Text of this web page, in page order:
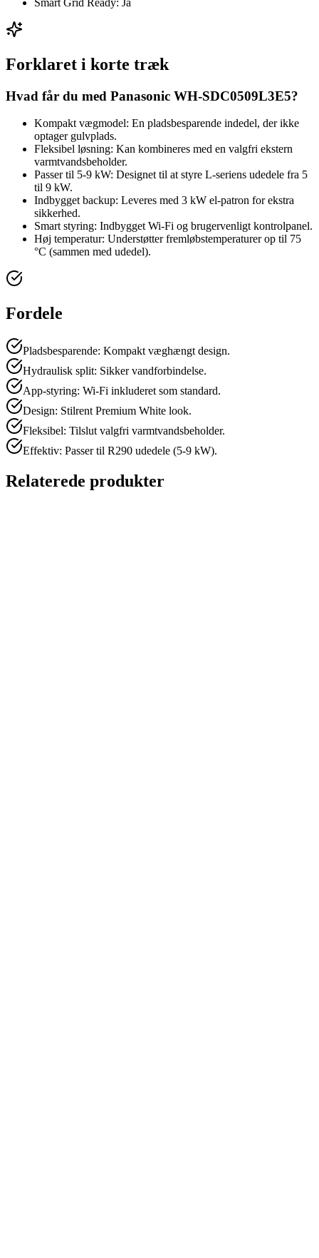
Smart Grid Ready: Ja
Forklaret i korte træk
Hvad får du med Panasonic WH-SDC0509L3E5?
Kompakt vægmodel: En pladsbesparende indedel, der ikke
optager gulvplads.
Fleksibel løsning: Kan kombineres med en valgfri ekstern
varmtvandsbeholder.
Passer til 5-9 kW: Designet til at styre L-seriens udedele fra 5
til 9 kW.
Indbygget backup: Leveres med 3 kW el-patron for ekstra
sikkerhed.
Smart styring: Indbygget Wi-Fi og brugervenligt kontrolpanel.
Høj temperatur: Understøtter fremløbstemperaturer op til 75
°C (sammen med udedel).
Fordele
Pladsbesparende: Kompakt væghængt design.
Hydraulisk split: Sikker vandforbindelse.
App-styring: Wi-Fi inkluderet som standard.
Design: Stilrent Premium White look.
Fleksibel: Tilslut valgfri varmtvandsbeholder.
Effektiv: Passer til R290 udedele (5-9 kW).
Relaterede produkter